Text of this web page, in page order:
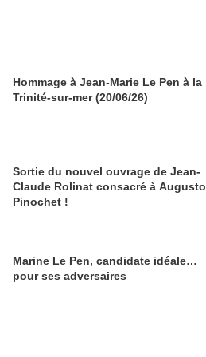
Hommage à Jean-Marie Le Pen à la
Trinité-sur-mer (20/06/26)
Sortie du nouvel ouvrage de Jean-
Claude Rolinat consacré à Augusto
Pinochet !
Marine Le Pen, candidate idéale…
pour ses adversaires